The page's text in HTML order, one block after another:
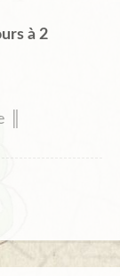
à 2
║